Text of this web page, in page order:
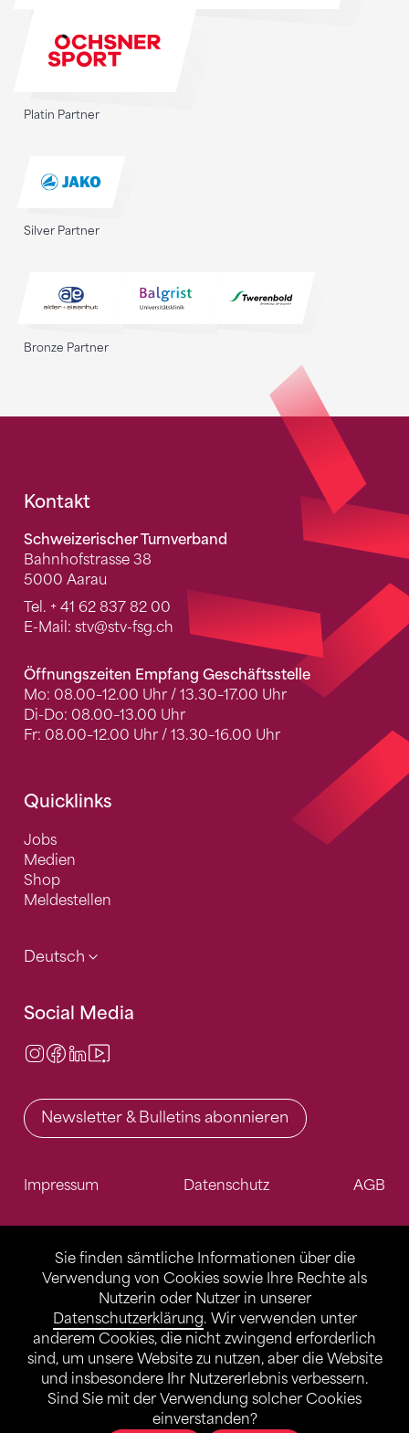
Sie finden sämtliche Informationen über die
Verwendung von Cookies sowie Ihre Rechte als
Nutzerin oder Nutzer in unserer
Datenschutzerklärung. Wir verwenden unter
anderem Cookies, die nicht zwingend erforderlich
sind, um unsere Website zu nutzen, aber die Website
und insbesondere Ihr Nutzererlebnis verbessern.
Sind Sie mit der Verwendung solcher Cookies
einverstanden?
Platin Partner
Silver Partner
Bronze Partner
Fusszeile
Kontakt
Schweizerischer Turnverband
Bahnhofstrasse 38
5000 Aarau
Tel. + 41 62 837 82 00
E-Mail: stv@stv-fsg.ch
Öffnungszeiten Empfang Geschäftsstelle
Mo: 08.00–12.00 Uhr / 13.30–17.00 Uhr
Di-Do: 08.00–13.00 Uhr
Fr: 08.00–12.00 Uhr / 13.30–16.00 Uhr
Quicklinks
Jobs
Medien
Shop
Meldestellen
Deutsch
Social Media
Instagram
Facebook
LinkedIn
Newsletter & Bulletins abonnieren
Impressum Datenschutz AGB